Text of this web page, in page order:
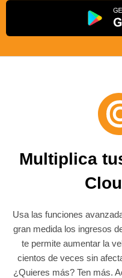
Multiplica
Usa las funciones
gran medida los ingresos
te permite aumentar la
cientos de veces sin
¿Quieres más? Ten más.